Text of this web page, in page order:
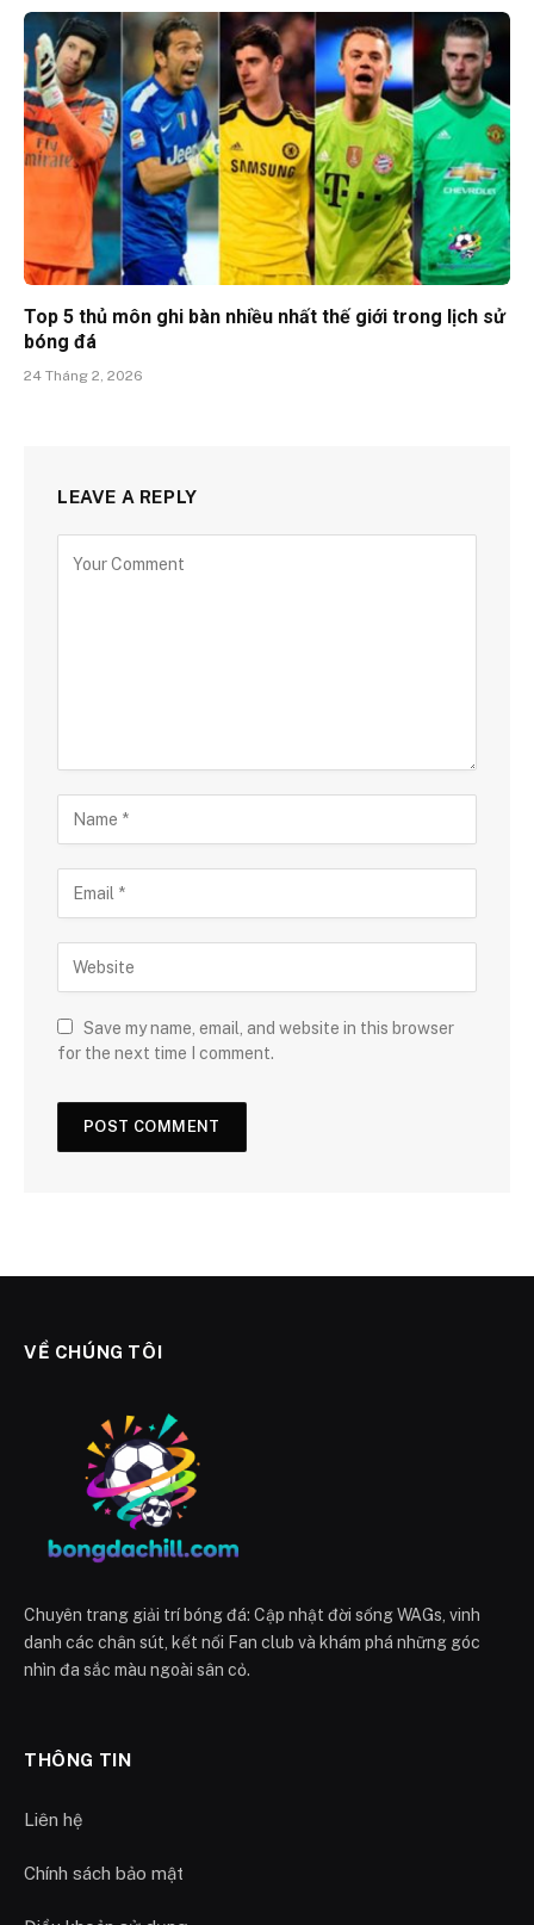
Top 5 thủ môn ghi bàn nhiều nhất thế giới trong lịch sử
bóng đá
24 Tháng 2, 2026
LEAVE A REPLY
Save my name, email, and website in this browser
for the next time I comment.
VỀ CHÚNG TÔI
Chuyên trang giải trí bóng đá: Cập nhật đời sống WAGs, vinh
danh các chân sút, kết nối Fan club và khám phá những góc
nhìn đa sắc màu ngoài sân cỏ.
THÔNG TIN
Liên hệ
Chính sách bảo mật